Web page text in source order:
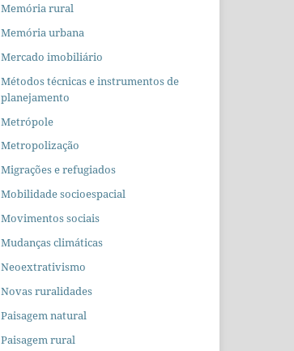
Memória rural
Memória urbana
Mercado imobiliário
Métodos técnicas e instrumentos de
planejamento
Metrópole
Metropolização
Migrações e refugiados
Mobilidade socioespacial
Movimentos sociais
Mudanças climáticas
Neoextrativismo
Novas ruralidades
Paisagem natural
Paisagem rural